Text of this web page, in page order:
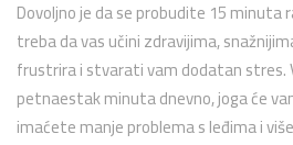
Dovoljno je da se probudite 15 minuta
treba da vas učini zdravijima,
frustrira i stvarati vam dodatan stres.
petnaestak minuta dnevno, joga će
imaćete manje problema s leđima i